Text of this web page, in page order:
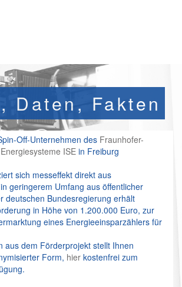
Daten, Fakten
Off-Unternehmen des Fraunhofer-
ISEin Freiburg
sich messeffekt direkt aus
geringerem Umfang aus öffentlicher
deutschen Bundesregierung erhält
in Höhe von 1.200.000 Euro, zur
eines Energieeinsparzählers für
aus dem Förderprojekt stellt Ihnen
Form, hierkostenfrei zum